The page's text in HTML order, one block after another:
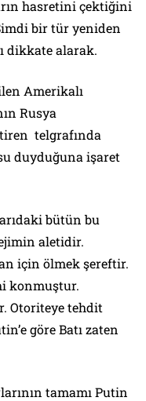
hasretini çektiğini
bir tür yeniden
dikkate alarak.
Amerikalı
Rusya
telgrafında
duyduğuna işaret
bütün bu
aletidir.
için ölmek şereftir.
konmuştur.
Otoriteye tehdit
göre Batı zaten
tamamı Putin